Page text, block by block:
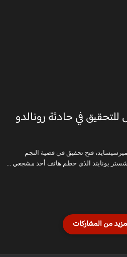
للتحقيق في حادثة رونالدو
فتح تحقيق في قضية النجم
يونايتد الذي حطم هاتف أحد مشجعي ...